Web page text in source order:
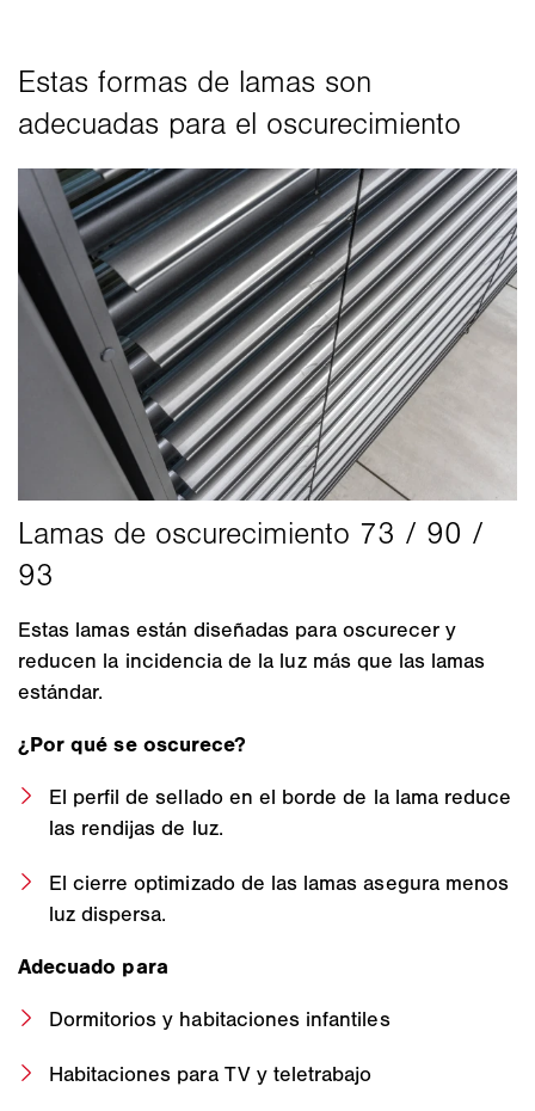
Estas lamas están diseñadas para oscurecer y
reducen la incidencia de la luz más que las lamas
estándar.
¿Por qué se oscurece?
El perfil de sellado en el borde de la lama reduce
las rendijas de luz.
El cierre optimizado de las lamas asegura menos
luz dispersa.
Adecuado para
Dormitorios y habitaciones infantiles
Habitaciones para TV y teletrabajo